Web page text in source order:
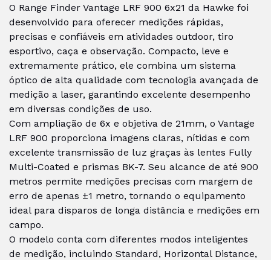
O Range Finder Vantage LRF 900 6x21 da Hawke foi
desenvolvido para oferecer medições rápidas,
precisas e confiáveis em atividades outdoor, tiro
esportivo, caça e observação. Compacto, leve e
extremamente prático, ele combina um sistema
óptico de alta qualidade com tecnologia avançada de
medição a laser, garantindo excelente desempenho
em diversas condições de uso.
Com ampliação de 6x e objetiva de 21mm, o Vantage
LRF 900 proporciona imagens claras, nítidas e com
excelente transmissão de luz graças às lentes Fully
Multi-Coated e prismas BK-7. Seu alcance de até 900
metros permite medições precisas com margem de
erro de apenas ±1 metro, tornando o equipamento
ideal para disparos de longa distância e medições em
campo.
O modelo conta com diferentes modos inteligentes
de medição, incluindo Standard, Horizontal Distance,